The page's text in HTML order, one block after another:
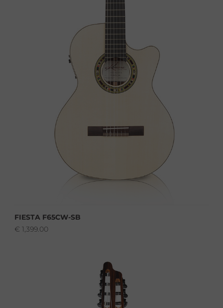
FIESTA F65CW-SB
€ 1,399.00